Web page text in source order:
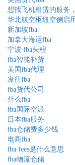
想找飞机租赁的服务
华北航空枢纽空侧启
新加坡fba
加拿大海运fba
宁波 fba头程
fba智能补货
美国fba代理
发往fba
fba货代公司
什么fba
fba国际空派
日本fba服务
fba仓储费多少钱
电商fba
fba fees是什么意思
fba物流仓储